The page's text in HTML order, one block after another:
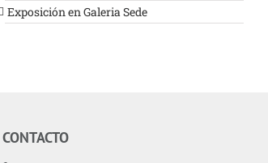
Exposición en Galeria Sede
CONTACTO